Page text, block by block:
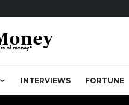
INTERVIEWS FORTUNE